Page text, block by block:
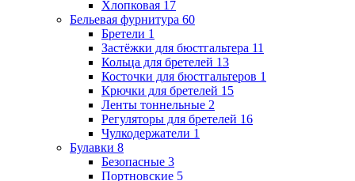
Хлопковая 17
Бельевая фурнитура 60
Бретели 1
Застёжки для бюстгальтера 11
Кольца для бретелей 13
Косточки для бюстгальтеров 1
Крючки для бретелей 15
Ленты тоннельные 2
Регуляторы для бретелей 16
Чулкодержатели 1
Булавки 8
Безопасные 3
Портновские 5